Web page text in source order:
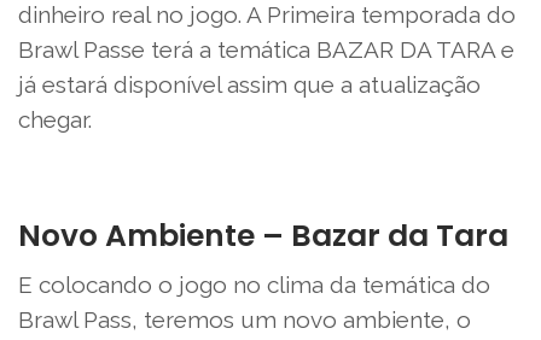
dinheiro real no jogo. A Primeira temporada do
Brawl Passe terá a temática BAZAR DA TARA e
já estará disponível assim que a atualização
chegar.
Novo Ambiente – Bazar da Tara
E colocando o jogo no clima da temática do
Brawl Pass, teremos um novo ambiente, o